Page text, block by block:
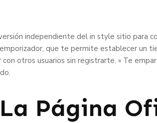
independiente del in style sitio para
que te permite establecer un
otros usuarios sin registrarte. » Te
Página